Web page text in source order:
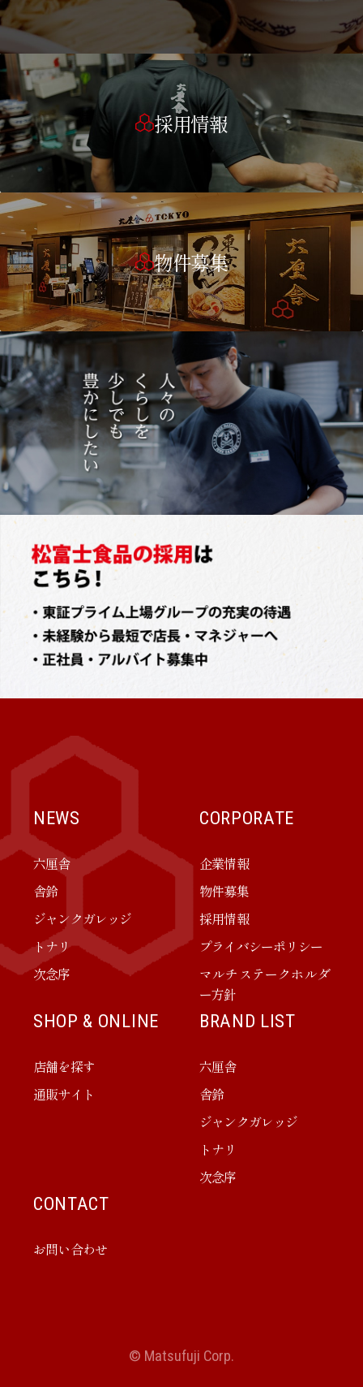
採用情報
物件募集
NEWS
六厘舎
舎鈴
ジャンクガレッジ
トナリ
次念序
CORPORATE
企業情報
物件募集
採用情報
プライバシーポリシー
マルチステークホルダ
ー方針
SHOP & ONLINE
店舗を探す
通販サイト
BRAND LIST
六厘舎
舎鈴
ジャンクガレッジ
トナリ
次念序
CONTACT
お問い合わせ
© Matsufuji Corp.